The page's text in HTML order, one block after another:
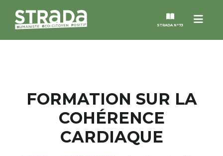
Menu
STRADA N°73
MAGAZINES
NOS THÈMES
FORMATION SUR LA
COHÉRENCE
CARDIAQUE